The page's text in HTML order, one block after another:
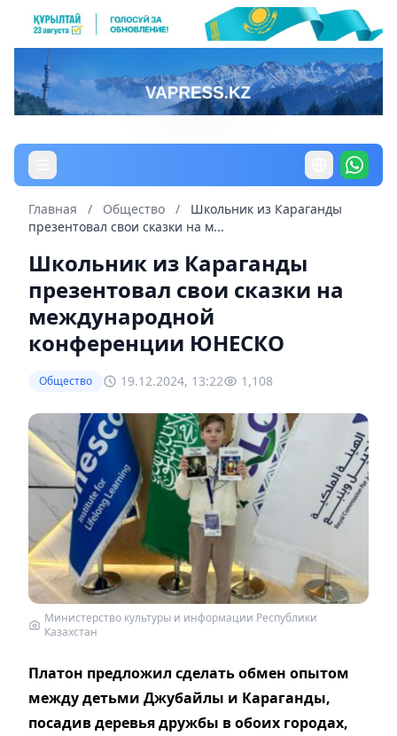
Главная / Общество /
Школьник из Караганды
презентовал свои сказки на м...
Школьник из Караганды
презентовал свои сказки на
международной
конференции ЮНЕСКО
Общество 19.12.2024, 13:22 1,108
Министерство культуры и информации Республики
Казахстан
Платон предложил сделать обмен опытом
между детьми Джубайлы и Караганды,
посадив деревья дружбы в обоих городах,